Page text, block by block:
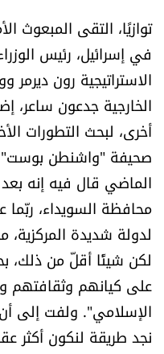
فصل من كتاب
اقرأ تضحك
كاميرا
سجالات
صحّة وصحن
الرياضة
منوّعات
حظّك اليوم
توازيًا، التقى المبعوث
في إسرائيل، رئيس
الاستراتيجية رون ديرمر
الخارجية جدعون
أخرى، لبحث التطورات
صحيفة "واشنطن بوست"
الماضي قال فيه إنه بعد
محافظة السويداء،
لدولة شديدة المركزية،
لكن شيئًا أقلّ من ذلك،
على كيانهم وثقافتهم
الإسلامي". ولفت إلى أن
نجد طريقة لنكون أكثر